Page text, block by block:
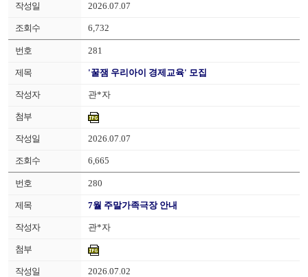
2026.07.07
6,732
281
'꿀잼 우리아이 경제교육' 모집
관*자
2026.07.07
6,665
280
7월 주말가족극장 안내
관*자
2026.07.02